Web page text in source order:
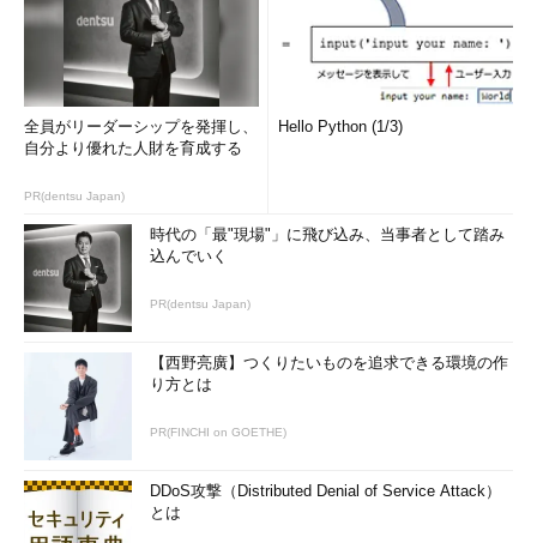
全員がリーダーシップを発揮し、
自分より優れた人財を育成する
PR(dentsu Japan)
Hello Python (1/3)
時代の「最"現場"」に飛び込み、当事者として踏み
込んでいく
PR(dentsu Japan)
【西野亮廣】つくりたいものを追求できる環境の作
り方とは
PR(FINCHI on GOETHE)
DDoS攻撃（Distributed Denial of Service Attack）
とは